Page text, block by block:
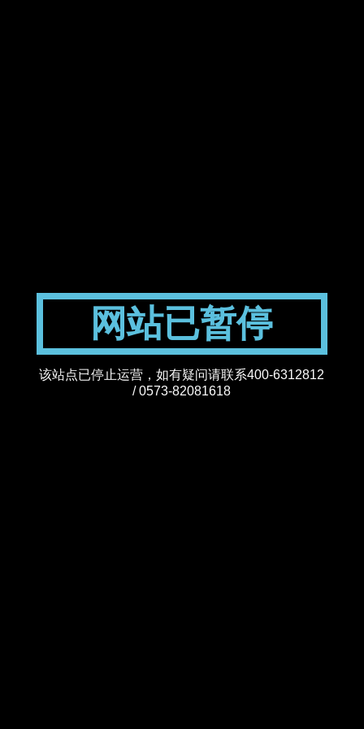
网站已暂停
该站点已停止运营，如有疑问请联系400-6312812
/ 0573-82081618